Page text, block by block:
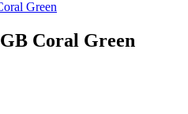
Green
Coral Green